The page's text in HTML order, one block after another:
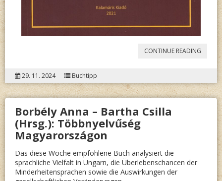
CONTINUE READING
MÁRIA:
29. 11. 2024 Buchtipp
Borbély Anna – Bartha Csilla
(Hrsg.): Többnyelvűség
Magyarországon
Das diese Woche empfohlene Buch analysiert die
sprachliche Vielfalt in Ungarn, die Überlebenschancen der
Minderheitensprachen sowie die Auswirkungen der